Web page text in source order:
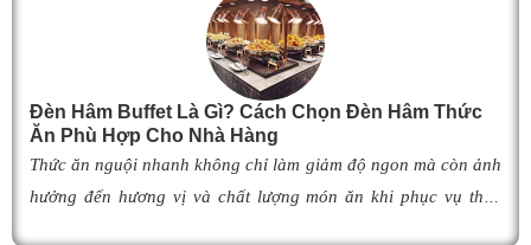
Đèn Hâm Buffet Là Gì? Cách Chọn Đèn Hâm Thức
Ăn Phù Hợp Cho Nhà Hàng
Thức ăn nguội nhanh không chỉ làm giảm độ ngon mà còn ảnh
hưởng đến hương vị và chất lượng món ăn khi phục vụ thực